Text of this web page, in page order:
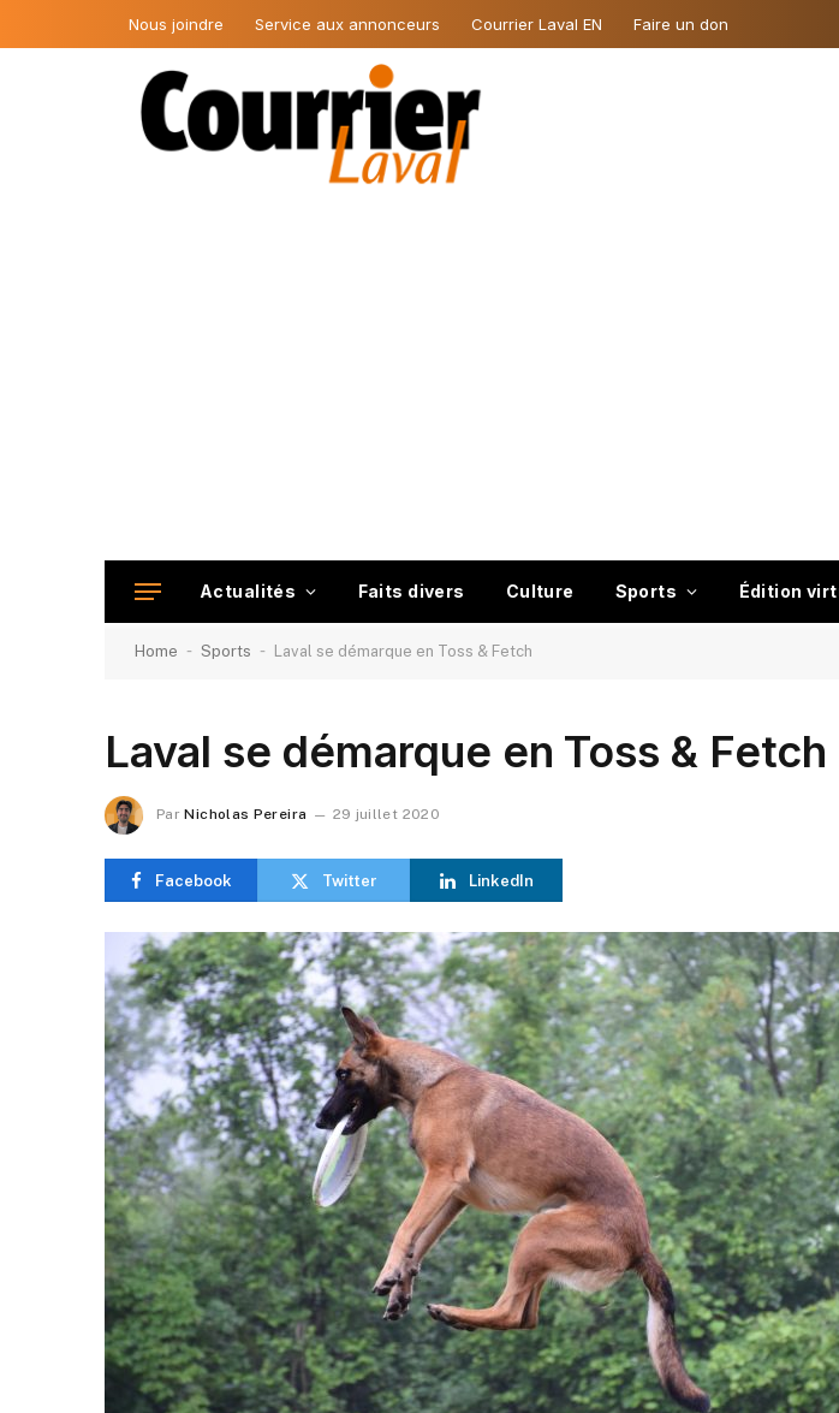
Nous joindre Service aux annonceurs Courrier Laval EN Faire un don
Actualités Faits divers Culture Sports Édition
Home - Sports - Laval se démarque en Toss & Fetch
Laval se démarque en Toss & Fetch
Par Nicholas Pereira 29 juillet 2020
Facebook Twitter LinkedIn